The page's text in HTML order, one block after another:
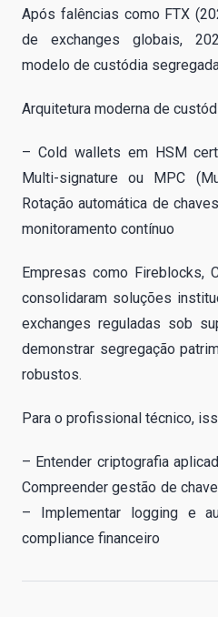
Após falências como FTX
de exchanges globais,
modelo de custódia
Arquitetura moderna de
– Cold wallets em HSM
Multi-signature ou MPC
Rotação automática de
monitoramento contínuo
Empresas como Fireblocks,
consolidaram soluções
exchanges reguladas sob
demonstrar segregação
robustos.
Para o profissional técnico,
– Entender criptografia
Compreender gestão de
– Implementar logging e
compliance financeiro